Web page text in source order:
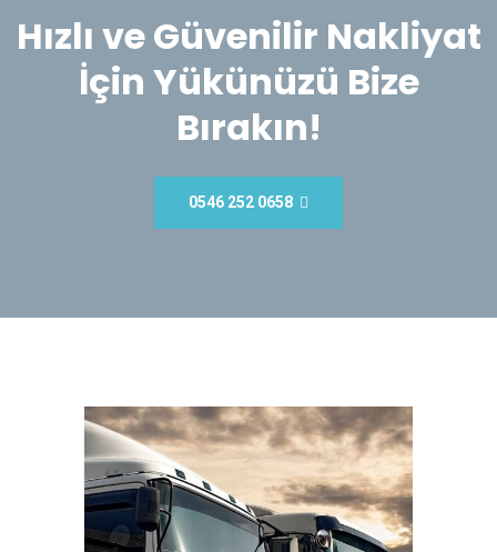
Hızlı ve Güvenilir Nakliyat
İçin Yükünüzü Bize
Bırakın!
0546 252 0658